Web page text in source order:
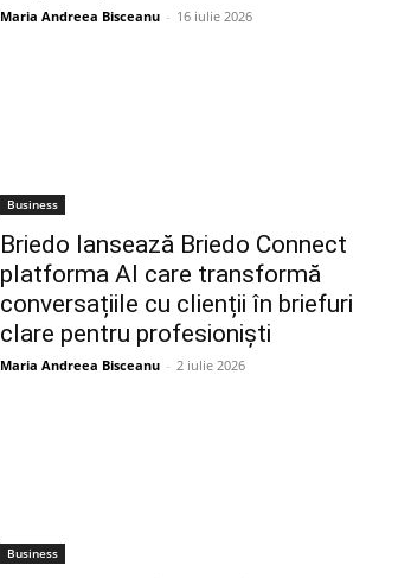
Maria Andreea Bisceanu - 16 iulie 2026
Business
Briedo lansează Briedo Connect
platforma AI care transformă
conversațiile cu clienții în briefuri
clare pentru profesioniști
Maria Andreea Bisceanu - 2 iulie 2026
Business